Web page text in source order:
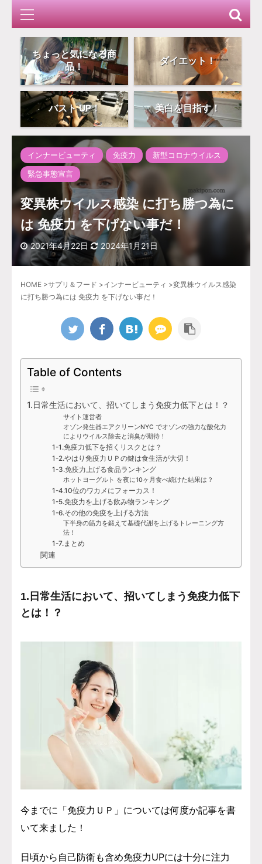
ちょっと気になる商
品！
ダイエット！
バスト UP！ 美白を目指す！
インナービューティ 免疫力
新型コロナウイルス
緊急事態宣言
変異株ウイルス感染 に打ち勝つ為に
は 免疫力 を下げない事だ！
2021年4月22日 2024年1月21日
HOME >サプリ＆フード >インナービューティ >変異株ウイルス感染
に打ち勝つ為には 免疫力 を下げない事だ！
Table of Contents
1.日常生活において、招いてしまう免疫力低下とは！？
サイト運営者
オゾン発生器エアクリーンNYC でオゾンの強力な酸化力
によりウイルス除去と消臭が期待！
1-1.免疫力低下を招くリスクとは？
1-2.やはり免疫力ＵＰの鍵は食生活が大切！
1-3.免疫力上げる食品ランキング
ホットヨーグルト を夜に10ヶ月食べ続けた結果は？
1-4.10位のワカメにフォーカス！
1-5.免疫力を上げる飲み物ランキング
1-6.その他の免疫を上げる方法
下半身の筋力を鍛えて基礎代謝を上げるトレーニング方
法！
1-7.まとめ
関連
1.日常生活において、招いてしまう免疫力低下
とは！？
今までに「免疫力ＵＰ」については何度か記事を書
いて来ました！
日頃から自己防衛も含め免疫力UPには十分に注力